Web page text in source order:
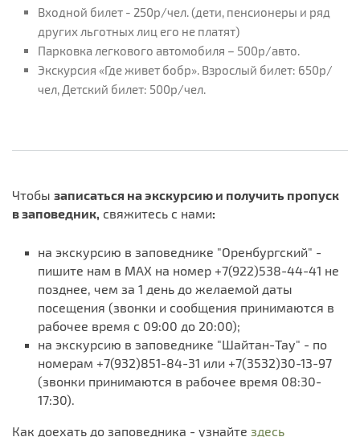
Входной билет - 250р/чел. (дети, пенсионеры и ряд
других льготных лиц его не платят)
Парковка легкового автомобиля – 500р/авто.
Экскурсия «Где живет бобр». Взрослый билет: 650р/
чел, Детский билет: 500р/чел.
Чтобы записаться на экскурсию и получить пропуск
в заповедник, свяжитесь с нами:
на экскурсию в заповеднике "Оренбургский" -
пишите нам в MAX на номер +7(922)538-44-41 не
позднее, чем за 1 день до желаемой даты
посещения (звонки и сообщения принимаются в
рабочее время с 09:00 до 20:00);
на экскурсию в заповеднике "Шайтан-Тау" - по
номерам +7(932)851-84-31 или +7(3532)30-13-97
(звонки принимаются в рабочее время 08:30-
17:30).
Как доехать до заповедника - узнайте здесь